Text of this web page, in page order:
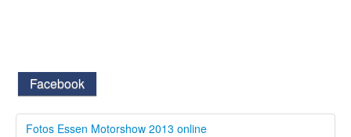
Facebook
Fotos Essen Motorshow 2013 online